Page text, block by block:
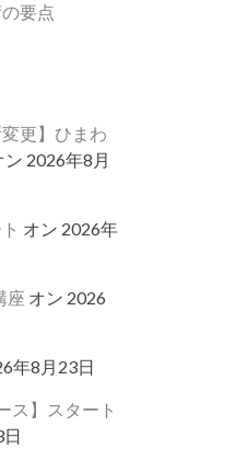
要点
変更】ひまわ
ン 2026年8月
オン 2026年
座 オン 2026
年8月23日
ス】スタート